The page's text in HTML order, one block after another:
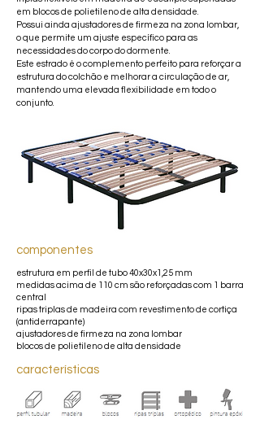
em blocos de polietileno de alta densidade.
Possui ainda ajustadores de firmeza na zona lombar,
o que permite um ajuste específico para as
necessidades do corpo do dormente.
Este estrado é o complemento perfeito para reforçar a
estrutura do colchão e melhorar a circulação de ar,
mantendo uma elevada flexibilidade em todo o
conjunto.
componentes
estrutura em perfil de tubo 40x30x1,25 mm
medidas acima de 110 cm são reforçadas com 1 barra
central
ripas triplas de madeira com revestimento de cortiça
(antiderrapante)
ajustadores de firmeza na zona lombar
blocos de polietileno de alta densidade
características